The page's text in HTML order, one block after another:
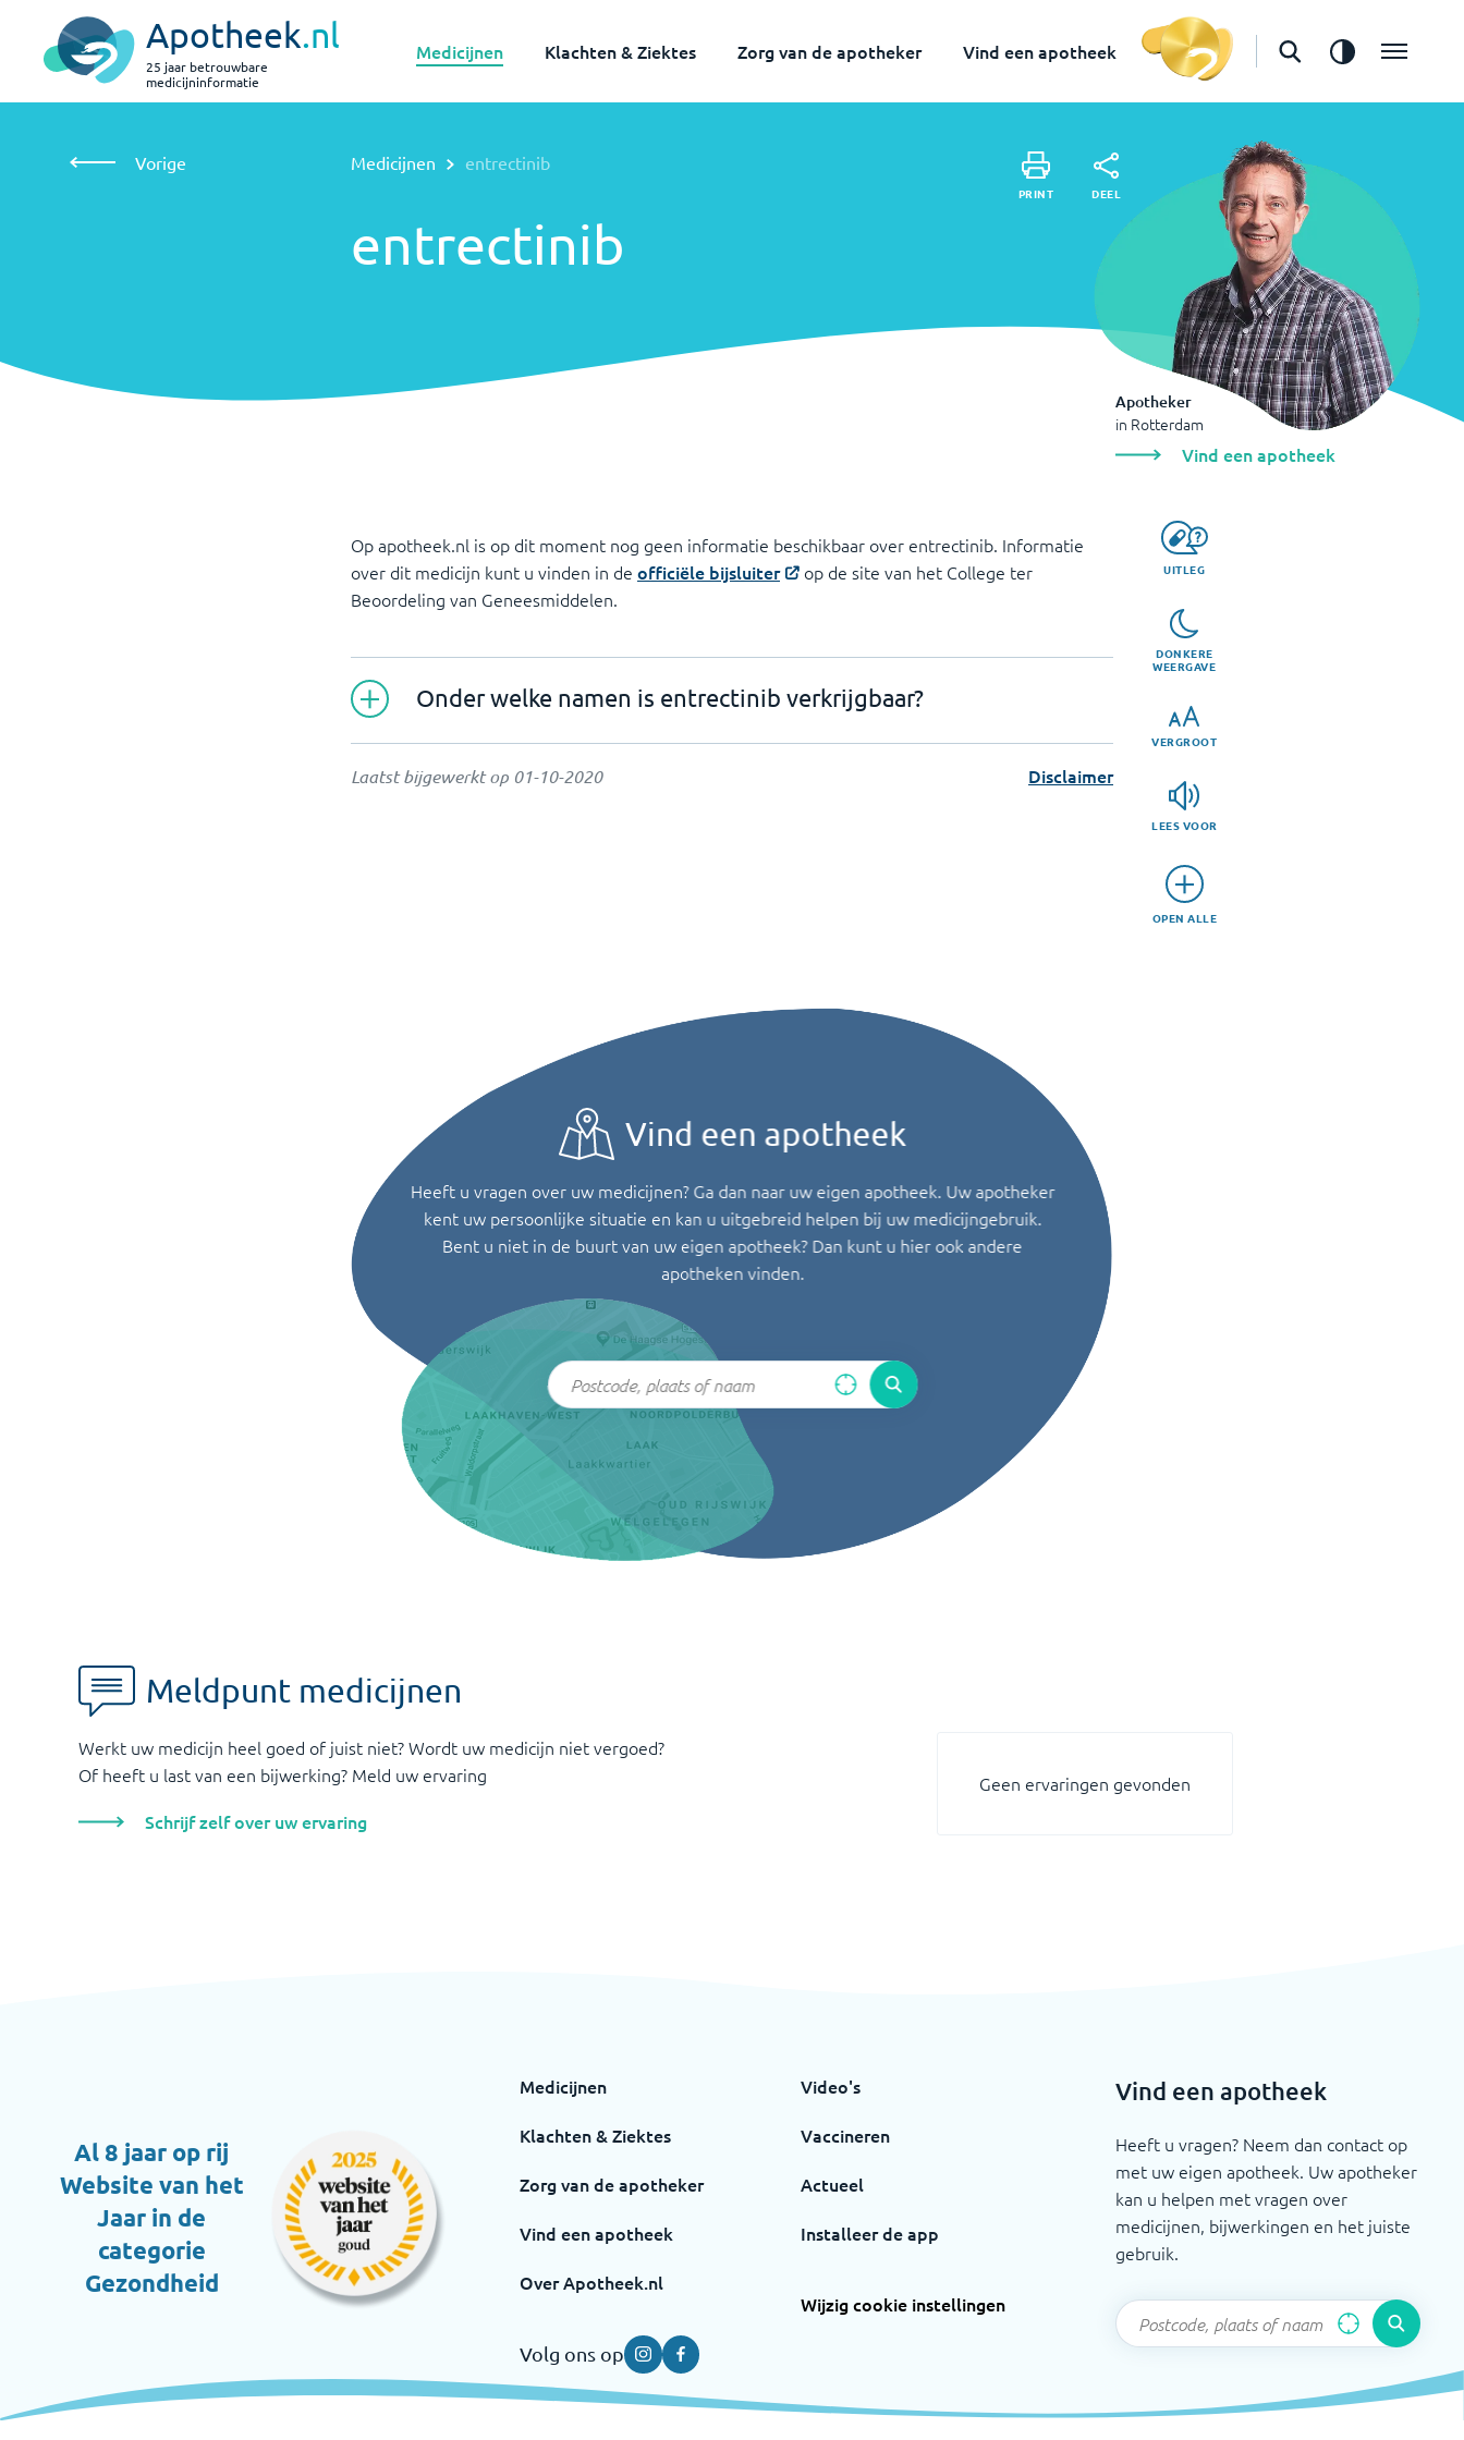
Apotheek.nl
25 jaar betrouwbare
medicijninformatie
Medicijnen Klachten & Ziektes Zorg van de apotheker Vind een apotheek
Rotterdam
Vind een apotheek
Vorige Medicijnen entrectinib
entrectinib
PRINT DEEL
Apotheker
in Rotterdam
Vind een apotheek
UITLEG
DONKERE
WEERGAVE
VERGROOT
LEES VOOR
OPEN ALLE
Op apotheek.nl is op dit moment nog geen informatie beschikbaar over entrectinib. Informatie
over dit medicijn kunt u vinden in de officiële bijsluiter
op de site van het College ter
Beoordeling van Geneesmiddelen.
Onder welke namen is entrectinib verkrijgbaar?
Laatst bijgewerkt op 01-10-2020 Disclaimer
Vind een apotheek
Heeft u vragen over uw medicijnen? Ga dan naar uw eigen apotheek. Uw apotheker
kent uw persoonlijke situatie en kan u uitgebreid helpen bij uw medicijngebruik.
Bent u niet in de buurt van uw eigen apotheek? Dan kunt u hier ook andere
apotheken vinden.
Meldpunt medicijnen
Werkt uw medicijn heel goed of juist niet? Wordt uw medicijn niet vergoed?
Of heeft u last van een bijwerking? Meld uw ervaring
Schrijf zelf over uw ervaring
Geen ervaringen gevonden
Al 8 jaar op rij
Website van het
Jaar in de
categorie
Gezondheid
Medicijnen
Klachten & Ziektes
Zorg van de apotheker
Vind een apotheek
Over Apotheek.nl
Video's
Vaccineren
Actueel
Installeer de app
Wijzig cookie instellingen
Volg ons op InstagramFacebook
Vind een apotheek
Heeft u vragen? Neem dan contact op
met uw eigen apotheek. Uw apotheker
kan u helpen met vragen over
medicijnen, bijwerkingen en het juiste
gebruik.